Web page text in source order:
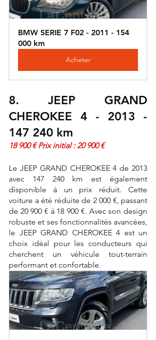
BMW SERIE 7 F02 - 2011 - 154
000 km
Acheter
8. JEEP GRAND
CHEROKEE 4 - 2013 -
147 240 km
18 900 € Prix initial : 20 900 €
Le JEEP GRAND CHEROKEE 4 de 2013
avec 147 240 km est également
disponible à un prix réduit. Cette
voiture a été réduite de 2 000 €, passant
de 20 900 € à 18 900 €. Avec son design
robuste et ses fonctionnalités avancées,
le JEEP GRAND CHEROKEE 4 est un
choix idéal pour les conducteurs qui
cherchent un véhicule tout-terrain
performant et confortable.